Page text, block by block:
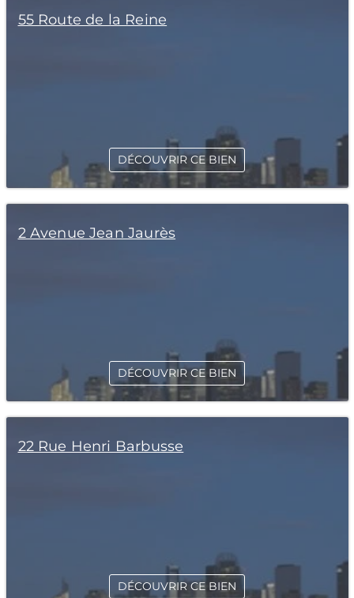
55 Route de la Reine
DÉCOUVRIR CE BIEN
2 Avenue Jean Jaurès
DÉCOUVRIR CE BIEN
22 Rue Henri Barbusse
DÉCOUVRIR CE BIEN